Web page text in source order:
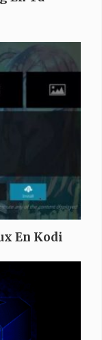
En Kodi